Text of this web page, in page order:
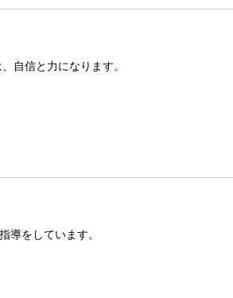
自信と力になります。
導をしています。